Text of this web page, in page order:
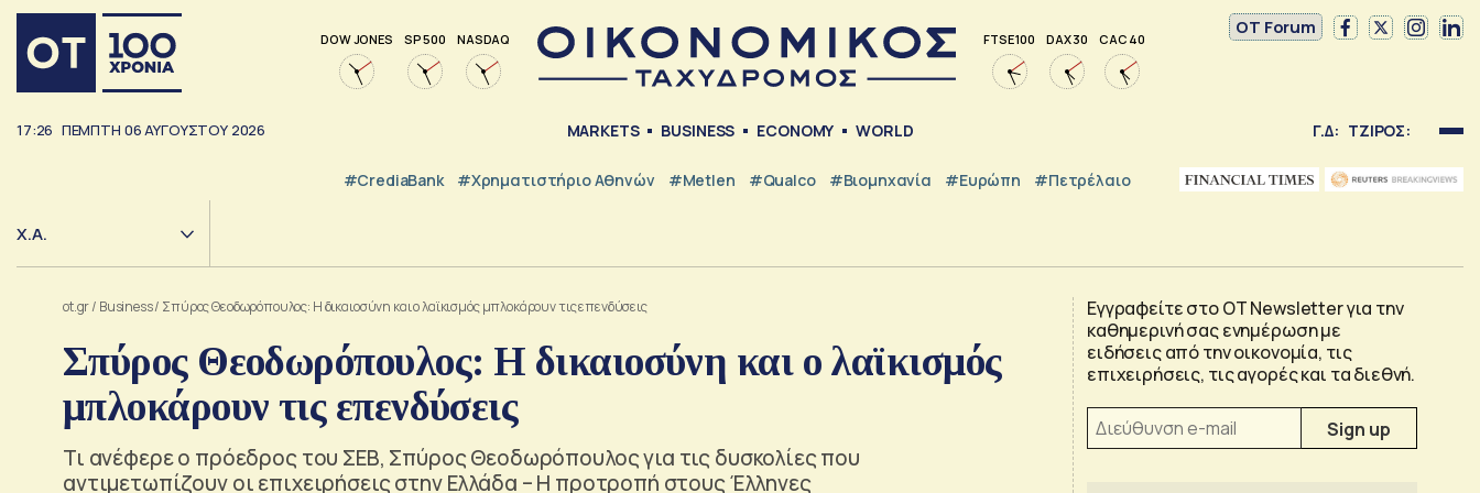
DOW JONES SP 500 NASDAQ FTSE 100 DAX 30 CAC 40
OT Forum
17:26 ΠΕΜΠΤΗ 06ΑΥΓΟΥΣΤΟΥ 2026 MARKETS BUSINESS ECONOMY WORLD Γ.Δ: ΤΖΙΡΟΣ:
#CrediaBank #Χρηματιστήριο Αθηνών #metlen #Qualco #Βιομηχανία #Ευρώπη #Πετρέλαιο
Χ.Α.
ot.gr/ Business/ Σπύρος Θεοδωρόπουλος: Η δικαιοσύνη και ο λαϊκισμός μπλοκάρουν τις επενδύσεις
Σπύρος Θεοδωρόπουλος: Η δικαιοσύνη και ο λαϊκισμός
μπλοκάρουν τις επενδύσεις
Τι ανέφερε ο πρόεδρος του ΣΕΒ, Σπύρος Θεοδωρόπουλος για τις δυσκολίες που
αντιμετωπίζουν οι επιχειρήσεις στην Ελλάδα – Η προτροπή στους Έλληνες
Εγγραφείτε στο OT Newsletter για την
καθημερινή σας ενημέρωση με
ειδήσεις από την οικονομία, τις
επιχειρήσεις, τις αγορές και τα διεθνή.